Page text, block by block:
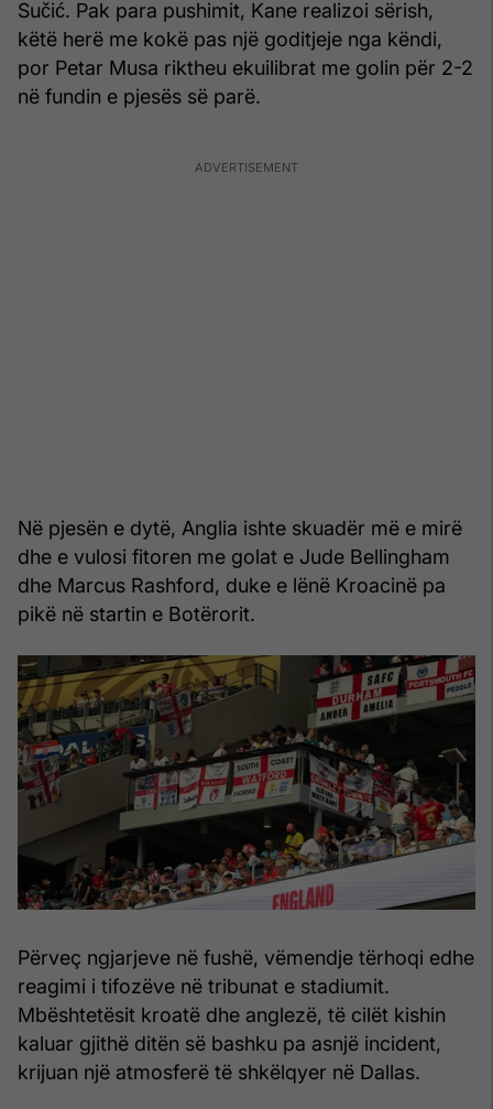
Sučić. Pak para pushimit, Kane realizoi sërish,
këtë herë me kokë pas një goditjeje nga këndi,
por Petar Musa riktheu ekuilibrat me golin për 2-2
në fundin e pjesës së parë.
Në pjesën e dytë, Anglia ishte skuadër më e mirë
dhe e vulosi fitoren me golat e Jude Bellingham
dhe Marcus Rashford, duke e lënë Kroacinë pa
pikë në startin e Botërorit.
Përveç ngjarjeve në fushë, vëmendje tërhoqi edhe
reagimi i tifozëve në tribunat e stadiumit.
Mbështetësit kroatë dhe anglezë, të cilët kishin
kaluar gjithë ditën së bashku pa asnjë incident,
krijuan një atmosferë të shkëlqyer në Dallas.